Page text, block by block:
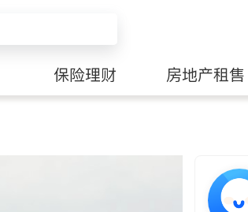
保险理财 房地产租售